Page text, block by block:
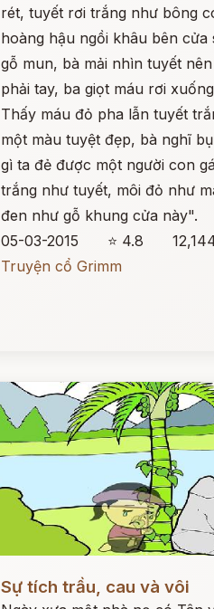
rét, tuyết rơi trắng như bông
hoàng hậu ngồi khâu bên cửa
gỗ mun, bà mải nhìn tuyết
phải tay, ba giọt máu rơi
Thấy máu đỏ pha lẫn tuyết
một màu tuyệt đẹp, bà nghĩ
gì ta đẻ được một người con
trắng như tuyết, môi đỏ như
đen như gỗ khung cửa này".
05-03-2015
⭐ 4.8
Truyện cổ Grimm
Sự tích trầu, cau và vôi